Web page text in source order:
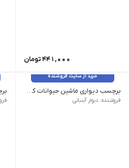
441,000تومان
خرید از سایت فروشنده
برچسب دیواری ماشین حیوانات کد 1429 وزن 120 گرم سایز: بزرگ 72*100، متوسط 50*70 رنگ: بدون تغییر رنگ
فروشنده: دیوار آبنباتی
وزن 120 گرم سایز: ارتفاع 150